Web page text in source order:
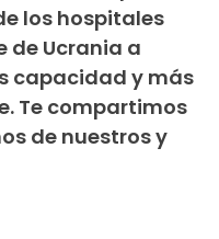
los hospitales
de Ucrania a
capacidad y más
Te compartimos
de nuestros y